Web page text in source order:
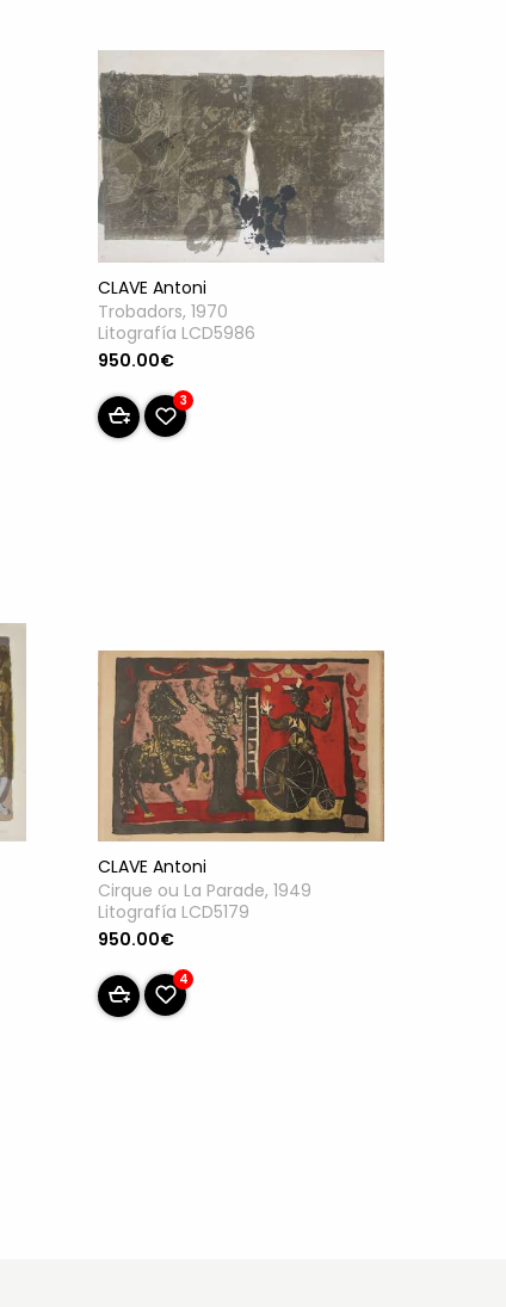
CLAVE Antoni
Trobadors, 1970
Litografía LCD5986
950.00€
3
CLAVE Antoni
Cirque ou La Parade, 1949
Litografía LCD5179
950.00€
4